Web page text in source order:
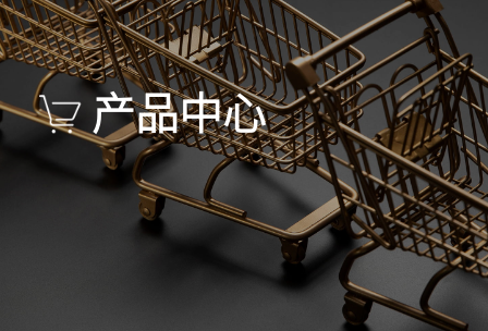
企业介绍
企业文化
荣誉资质
发展历程
产品中心 
购物车系列
物流车系列
其他系列
生产实力 
核心优势
生产设备
服务体系 
运营模式 

产品中心